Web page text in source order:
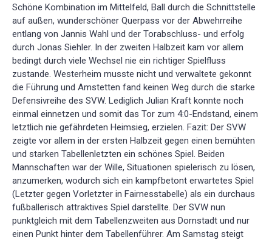
Schöne Kombination im Mittelfeld, Ball durch die Schnittstelle
auf außen, wunderschöner Querpass vor der Abwehrreihe
entlang von Jannis Wahl und der Torabschluss- und erfolg
durch Jonas Siehler. In der zweiten Halbzeit kam vor allem
bedingt durch viele Wechsel nie ein richtiger Spielfluss
zustande. Westerheim musste nicht und verwaltete gekonnt
die Führung und Amstetten fand keinen Weg durch die starke
Defensivreihe des SVW. Lediglich Julian Kraft konnte noch
einmal einnetzen und somit das Tor zum 4:0-Endstand, einem
letztlich nie gefährdeten Heimsieg, erzielen. Fazit: Der SVW
zeigte vor allem in der ersten Halbzeit gegen einen bemühten
und starken Tabellenletzten ein schönes Spiel. Beiden
Mannschaften war der Wille, Situationen spielerisch zu lösen,
anzumerken, wodurch sich ein kampfbetont erwartetes Spiel
(Letzter gegen Vorletzter in Fairnesstabelle) als ein durchaus
fußballerisch attraktives Spiel darstellte. Der SVW nun
punktgleich mit dem Tabellenzweiten aus Dornstadt und nur
einen Punkt hinter dem Tabellenführer. Am Samstag steigt